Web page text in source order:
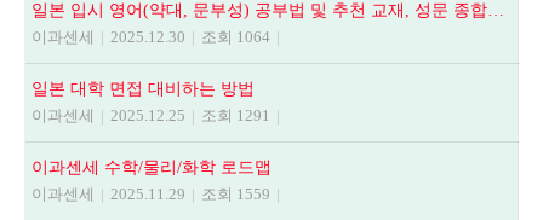
일본 입시 영어(약대, 문부성) 공부법 및 추천 교재, 성문 종합영어, NEXT STAGE, 全解說頻出英文法.語法問題1000
이과센세
| 2025.12.30 | 조회 1064 |
일본 대학 면접 대비하는 방법
이과센세
| 2025.12.25 | 조회 1291 |
이과센세 수학/물리/화학 로드맵
이과센세
| 2025.11.29 | 조회 1559 |